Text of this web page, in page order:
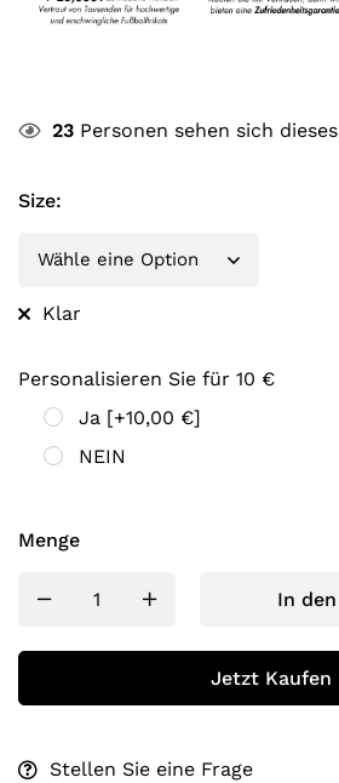
23 Personen sehen sich
Size:
Klar
Personalisieren Sie für 10 €
Ja [+10,00 €]
NEIN
Menge
In
Jetzt Kaufen
Stellen Sie eine Frage